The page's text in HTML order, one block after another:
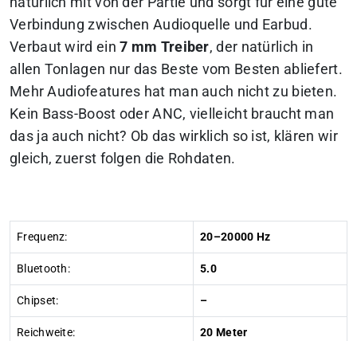
Verbindung zwischen Audioquelle und Earbud.
Verbaut wird ein7 mm Treiber,der natürlich in
allen Tonlagen nur das Beste vom Besten abliefert.
Mehr Audiofeatures hat man auch nicht zu bieten.
Kein Bass-Boost oder ANC, vielleicht braucht man
das ja auch nicht? Ob das wirklich so ist, klären wir
gleich, zuerst folgen die Rohdaten.
Frequenz: 20–20000 Hz
Bluetooth: 5.0
Chipset: –
Reichweite: 20 Meter